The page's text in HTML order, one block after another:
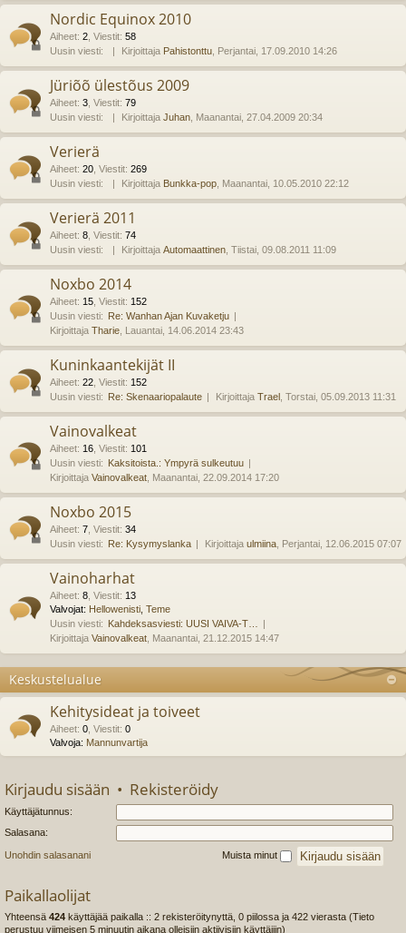
Nordic Equinox 2010
Aiheet: 2 Viestit: 58
Uusin viesti:
Kirjoittaja Pahistonttu , Perjantai, 17.09.2010 14:26
Jüriõõ ülestõus 2009
Aiheet: 3 Viestit: 79
Uusin viesti:
Kirjoittaja Juhan , Maanantai, 27.04.2009 20:34
Verierä
Aiheet: 20 Viestit: 269
Uusin viesti:
Kirjoittaja Bunkka-pop , Maanantai, 10.05.2010 22:12
Verierä 2011
Aiheet: 8 Viestit: 74
Uusin viesti:
Kirjoittaja Automaattinen , Tiistai, 09.08.2011 11:09
Noxbo 2014
Aiheet: 15 Viestit: 152
Uusin viesti: Re: Wanhan Ajan Kuvaketju
Kirjoittaja Tharie , Lauantai, 14.06.2014 23:43
Kuninkaantekijät II
Aiheet: 22 Viestit: 152
Uusin viesti: Re: Skenaariopalaute Kirjoittaja Trael , Torstai, 05.09.2013 11:31
Vainovalkeat
Aiheet: 16 Viestit: 101
Uusin viesti: Kaksitoista.: Ympyrä sulkeutuu
Kirjoittaja Vainovalkeat , Maanantai, 22.09.2014 17:20
Noxbo 2015
Aiheet: 7 Viestit: 34
Uusin viesti: Re: Kysymyslanka Kirjoittaja ulmiina , Perjantai, 12.06.2015 07:07
Vainoharhat
Aiheet: 8 Viestit: 13
Valvojat: Hellowenisti Teme
Uusin viesti: Kahdeksasviesti: UUSI VAIVA-T…
Kirjoittaja Vainovalkeat , Maanantai, 21.12.2015 14:47
Keskustelualue
Kehitysideat ja toiveet
Aiheet: 0 Viestit: 0
Valvoja: Mannunvartija
Kirjaudu sisään • Rekisteröidy
Käyttäjätunnus:
Salasana:
Unohdin salasanani Muista minut
Paikallaolijat
Yhteensä 424 käyttäjää paikalla :: 2 rekisteröitynyttä, 0 piilossa ja 422 vierasta (Tieto
perustuu viimeisen 5 minuutin aikana olleisiin aktiivisiin käyttäjiin)